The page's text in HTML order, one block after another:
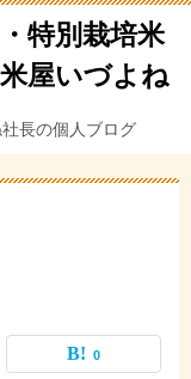
特別栽培米
屋いづよね
長の個人ブログ
0